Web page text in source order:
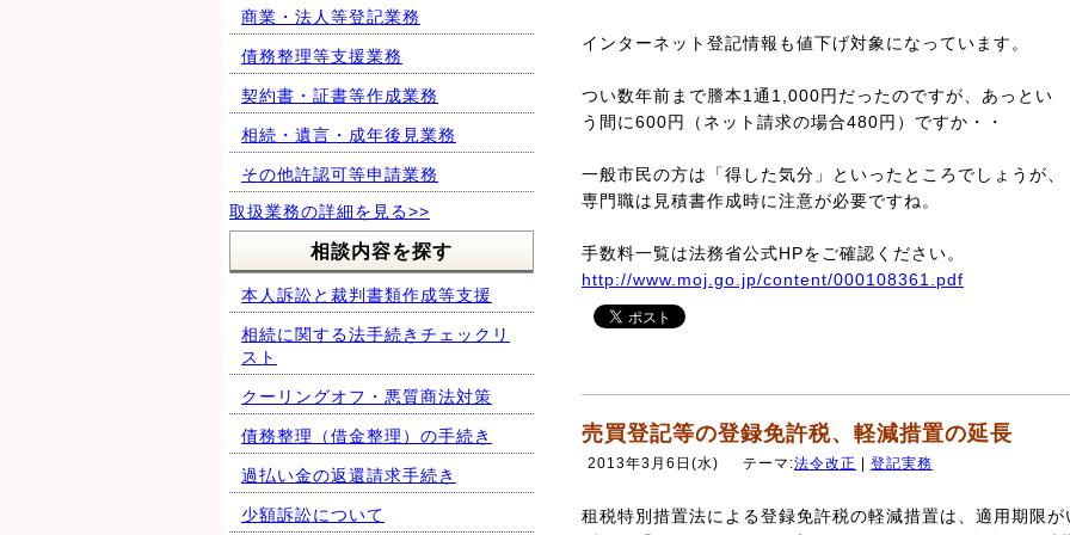
インターネット登記情報も値下げ対象になっています。
つい数年前まで謄本1通1,000円だったのですが、あっとい
う間に600円（ネット請求の場合480円）ですか・・
一般市民の方は「得した気分」といったところでしょうが、
専門職は見積書作成時に注意が必要ですね。
手数料一覧は法務省公式HPをご確認ください。
http://www.moj.go.jp/content/000108361.pdf
売買登記等の登録免許税、軽減措置の延長
2013年3月6日(水) テーマ:法令改正 登記実務
租税特別措置法による登録免許税の軽減措置は、適用期限が
商業・法人等登記業務
債務整理等支援業務
契約書・証書等作成業務
相続・遺言・成年後見業務
その他許認可等申請業務
取扱業務の詳細を見る>>
相談内容を探す
本人訴訟と裁判書類作成等支援
相続に関する法手続きチェックリ
スト
クーリングオフ・悪質商法対策
債務整理（借金整理）の手続き
過払い金の返還請求手続き
少額訴訟について